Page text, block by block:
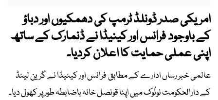
امریکی صدر ڈونلڈ ٹرمپ کی دھمکیوں اور دباؤ
کے باوجود فرانس اور کینیڈا نے ڈنمارک کے ساتھ
اپنی عملی حمایت کا اعلان کردیا۔
عالمی خبر رساں ادارے کے مطابق فرانس اور کینیڈا نے گرین لینڈ
کے دارالحکومت نونُوک میں اپنا قونصل خانہ باضابطہ طور پر کھول دیا۔